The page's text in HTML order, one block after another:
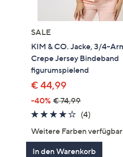
SALE
KIM & CO. Jacke, 3/4-
Crepe Jersey Bindeband
figurumspielend
€ 44,99
-40% € 74,99
4.0
(4)
Weitere Farben verfügbar
In den Warenkorb